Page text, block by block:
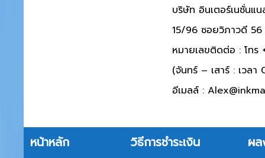
บริษัท อินเตอร์เนชั่นแ
15/96 ซอยวิภาวดี 56
หมายเลขติดต่อ : โทร
(จันทร์ – เสาร์ : เวล
อีเมลล์ :
หน้าหลัก วิธีการชำระเงิน ผล